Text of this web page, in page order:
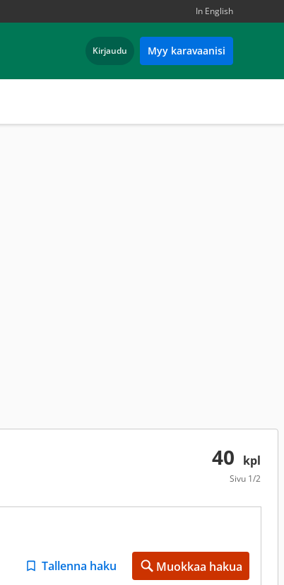
In English
Kirjaudu Myy karavaanisi
40 kpl
Sivu 1/2
Tallenna haku Muokkaa hakua